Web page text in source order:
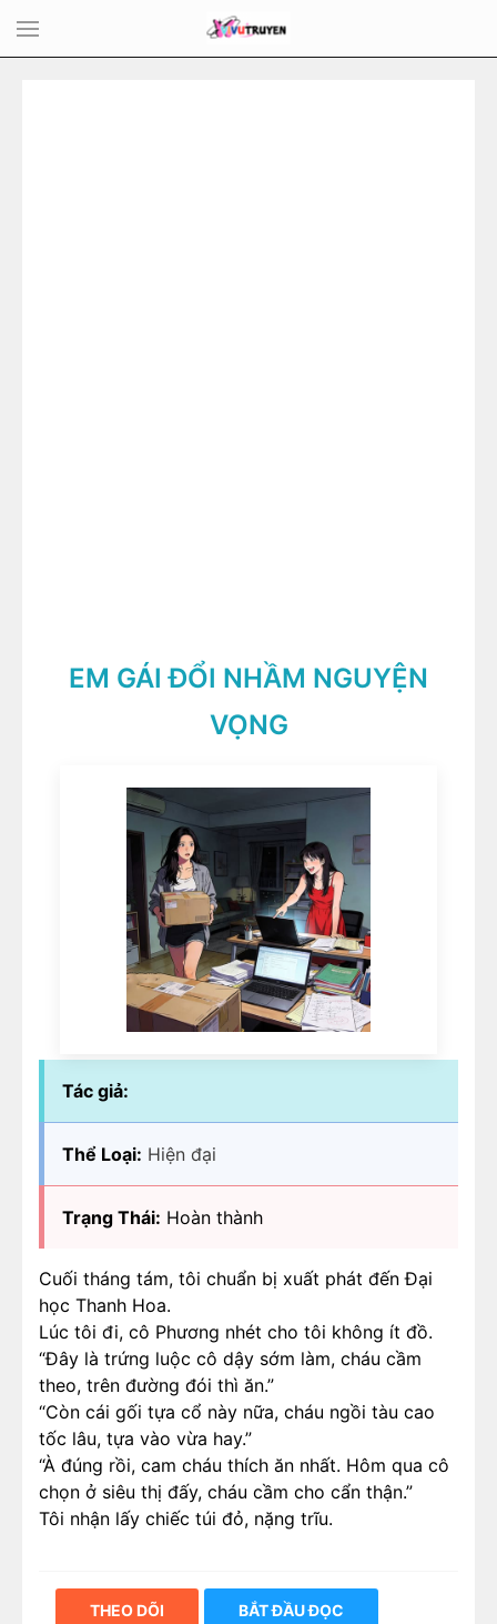
EM GÁI ĐỔI NHẦM NGUYỆN
VỌNG
Tác giả:
Thể Loại: Hiện đại
Trạng Thái: Hoàn thành
Cuối tháng tám, tôi chuẩn bị xuất phát đến Đại
học Thanh Hoa.
Lúc tôi đi, cô Phương nhét cho tôi không ít đồ.
“Đây là trứng luộc cô dậy sớm làm, cháu cầm
theo, trên đường đói thì ăn.”
“Còn cái gối tựa cổ này nữa, cháu ngồi tàu cao
tốc lâu, tựa vào vừa hay.”
“À đúng rồi, cam cháu thích ăn nhất. Hôm qua cô
chọn ở siêu thị đấy, cháu cầm cho cẩn thận.”
Tôi nhận lấy chiếc túi đỏ, nặng trĩu.
THEO DÕI BẮT ĐẦU ĐỌC